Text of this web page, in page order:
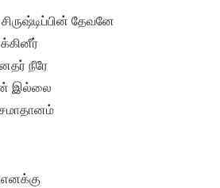
தேவனே
நீரே
இல்லை
எனக்கு